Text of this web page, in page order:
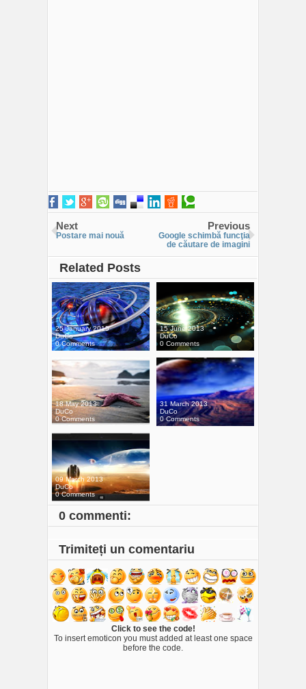
Next
Postare mai nouă
Previous
Google schimbă funcţia
de căutare de imagini
Related Posts
25 January 2015
DuCo
0 Comments
15 June 2013
DuCo
0 Comments
18 May 2013
DuCo
0 Comments
31 March 2013
DuCo
0 Comments
09 March 2013
DuCo
0 Comments
0 commenti:
Trimiteți un comentariu
Click to see the code!
To insert emoticon you must added at least one space
before the code.